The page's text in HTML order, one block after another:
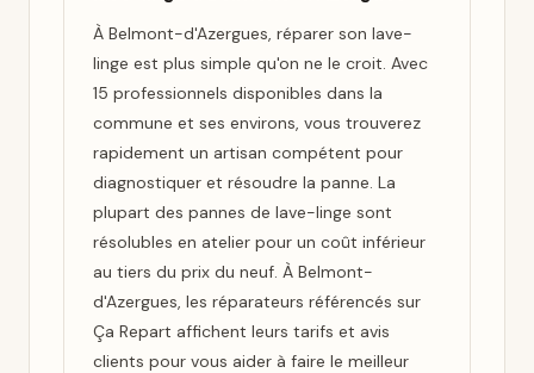
À Belmont-d'Azergues, réparer son lave-
linge est plus simple qu'on ne le croit. Avec
15 professionnels disponibles dans la
commune et ses environs, vous trouverez
rapidement un artisan compétent pour
diagnostiquer et résoudre la panne. La
plupart des pannes de lave-linge sont
résolubles en atelier pour un coût inférieur
au tiers du prix du neuf. À Belmont-
d'Azergues, les réparateurs référencés sur
Ça Repart affichent leurs tarifs et avis
clients pour vous aider à faire le meilleur